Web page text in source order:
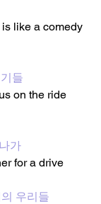
like a comedy
들
on the ride
가
for a drive
우리들